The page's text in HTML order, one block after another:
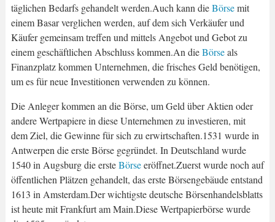
täglichen Bedarfs gehandelt werden.Auch kann dieBörsemit
einem Basar verglichen werden, auf dem sich Verkäufer und
Käufer gemeinsam treffen und mittels Angebot und Gebot zu
einem geschäftlichen Abschluss kommen.An dieBörseals
Finanzplatz kommen Unternehmen, die frisches Geld benötigen,
um es für neue Investitionen verwenden zu können.
Die Anleger kommen an die Börse, um Geld über Aktien oder
andere Wertpapiere in diese Unternehmen zu investieren, mit
dem Ziel, die Gewinne für sich zu erwirtschaften.1531 wurde in
Antwerpen die erste Börse gegründet. In Deutschland wurde
1540 in Augsburg die ersteBörseeröffnet.Zuerst wurde noch auf
öffentlichen Plätzen gehandelt, das erste Börsengebäude entstand
1613 in Amsterdam.Der wichtigste deutsche Börsenhandelsblatts
ist heute mit Frankfurt am Main.Diese Wertpapierbörse wurde